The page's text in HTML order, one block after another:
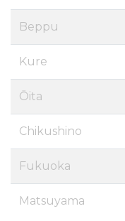
Beppu
Kure
Ōita
Chikushino
Fukuoka
Matsuyama